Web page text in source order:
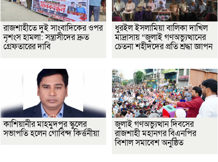
রাজশাহীতে দুই সাংবাদিকের ওপর
নৃশংস হামলা: সন্ত্রাসীদের দ্রুত
গ্রেফতারের দাবি
ধুরইল ইসলামিয়া বালিকা দাখিল
মাদ্রাসায় “জুলাই গণঅভ্যুত্থানের
চেতনা শহীদদের প্রতি শ্রদ্ধা জ্ঞাপন
কাশিয়ানীর মাহমুদপুর স্কুলের
সভাপতি হলেন গোবিন্দ কির্ত্তনীয়া
জুলাই গণঅভ্যুত্থান দিবসের
রাজশাহী মহানগর বিএনপির
বিশাল সমাবেশ অনুষ্ঠিত